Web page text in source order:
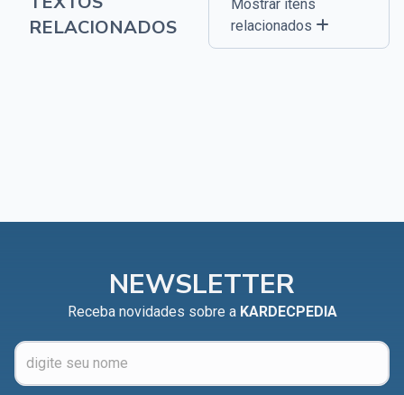
RELACIONADOS
Mostrar itens
relacionados
NEWSLETTER
Receba novidades sobre a KARDECPEDIA